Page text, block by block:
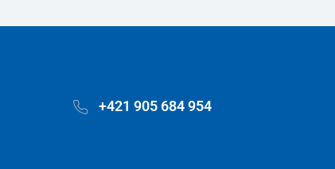
+421 905 684 954